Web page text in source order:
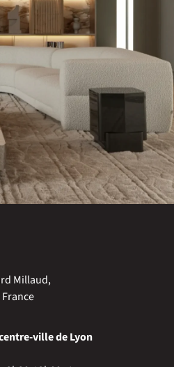
Millaud,
ville de Lyon